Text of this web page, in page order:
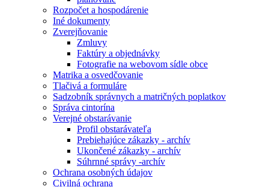
Rozpočet a hospodárenie
Iné dokumenty
Zverejňovanie
Zmluvy
Faktúry a objednávky
Fotografie na webovom sídle obce
Matrika a osvedčovanie
Tlačivá a formuláre
Sadzobník správnych a matričných poplatkov
Správa cintorína
Verejné obstarávanie
Profil obstarávateľa
Prebiehajúce zákazky - archív
Ukončené zákazky - archív
Súhrnné správy -archív
Ochrana osobných údajov
Civilná ochrana